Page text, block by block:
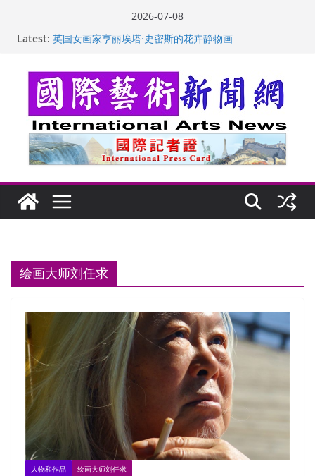
2026-07-08
Latest: “梵心”归处：一场展览 连着攀枝花的千里乡愁
美国人
玛丽安娜·卡拉切娃的绘画：幽默和难以言喻的快乐
苏方 ：“字”得其乐
绘画大师刘任求
人物和作品 绘画大师刘任求